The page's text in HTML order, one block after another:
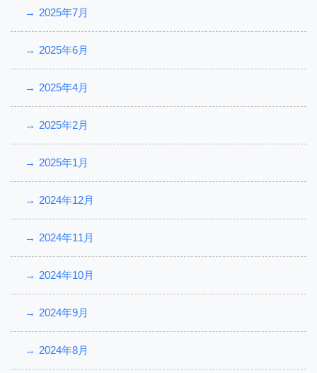
2025年7月
2025年6月
2025年4月
2025年2月
2025年1月
2024年12月
2024年11月
2024年10月
2024年9月
2024年8月